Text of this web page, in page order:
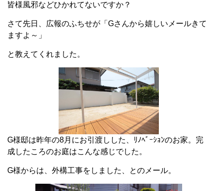
皆様風邪などひかれてないですか？
さて先日、広報のふちせが「Gさんから嬉しいメールきて
ますよ～」
と教えてくれました。
G様邸は昨年の8月にお引渡しした、ﾘﾉﾍﾞｰｼｮﾝのお家。完
成したころのお庭はこんな感じでした。
G様からは、外構工事をしました、とのメール。